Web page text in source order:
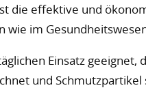
die effektive und
wie im
Einsatz geeignet,
und